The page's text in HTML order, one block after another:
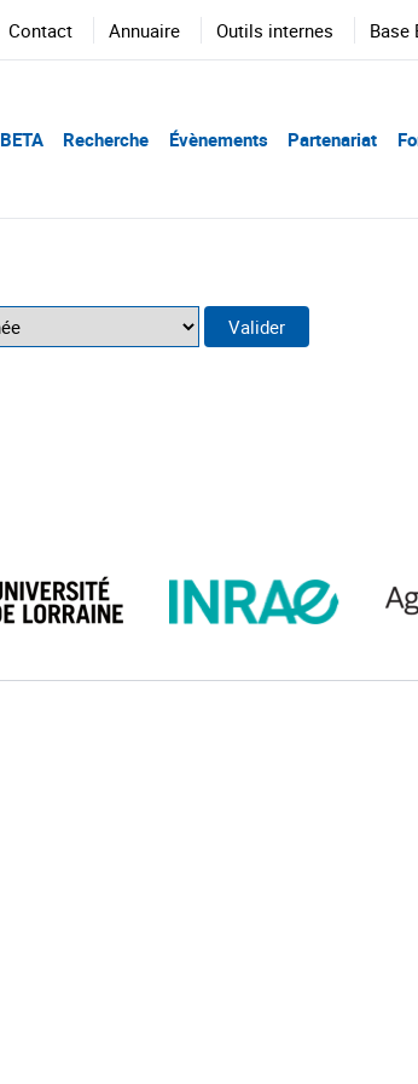
Contact Annuaire Outils internes Base
BETA Recherche Évènements Partenariat